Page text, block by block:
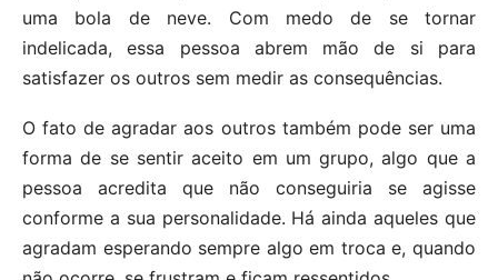
uma bola de neve. Com medo de se tornar
indelicada, essa pessoa abrem mão de si para
satisfazer os outros sem medir as consequências.
O fato de agradar aos outros também pode ser uma
forma de se sentir aceito em um grupo, algo que a
pessoa acredita que não conseguiria se agisse
conforme a sua personalidade. Há ainda aqueles que
agradam esperando sempre algo em troca e, quando